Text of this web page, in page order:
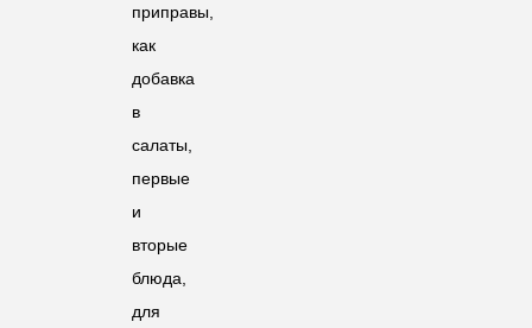
приправы,
как
добавка
в
салаты,
первые
и
вторые
блюда,
для